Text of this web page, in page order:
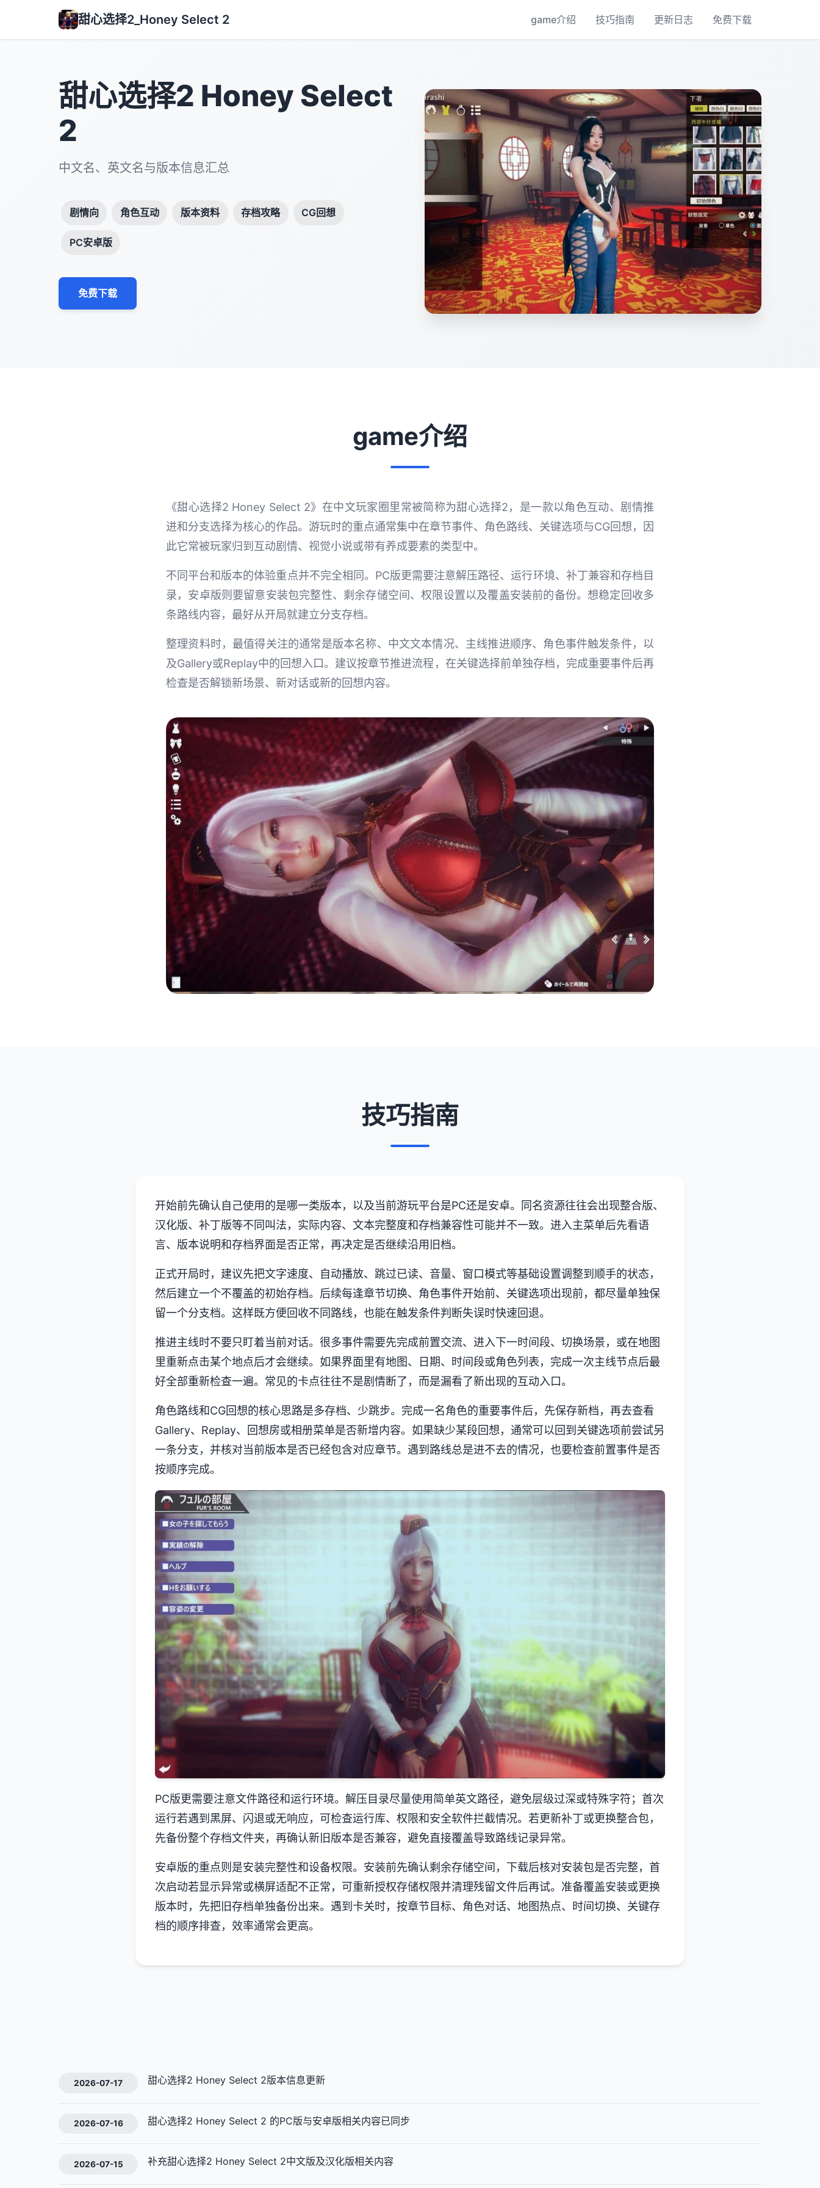
甜心选择2_Honey Select 2 game介绍 技巧指南 更新日志 免费下载
甜心选择2 Honey Select
2
中文名、英文名与版本信息汇总
剧情向 角色互动 版本资料 存档攻略 CG回想
PC安卓版
免费下载
game介绍
《甜心选择2 Honey Select 2》在中文玩家圈里常被简称为甜心选择2，是一款以角色互动、剧情推
进和分支选择为核心的作品。游玩时的重点通常集中在章节事件、角色路线、关键选项与CG回想，因
此它常被玩家归到互动剧情、视觉小说或带有养成要素的类型中。
不同平台和版本的体验重点并不完全相同。PC版更需要注意解压路径、运行环境、补丁兼容和存档目
录，安卓版则要留意安装包完整性、剩余存储空间、权限设置以及覆盖安装前的备份。想稳定回收多
条路线内容，最好从开局就建立分支存档。
整理资料时，最值得关注的通常是版本名称、中文文本情况、主线推进顺序、角色事件触发条件，以
及Gallery或Replay中的回想入口。建议按章节推进流程，在关键选择前单独存档，完成重要事件后再
检查是否解锁新场景、新对话或新的回想内容。
技巧指南
开始前先确认自己使用的是哪一类版本，以及当前游玩平台是PC还是安卓。同名资源往往会出现整合版、
汉化版、补丁版等不同叫法，实际内容、文本完整度和存档兼容性可能并不一致。进入主菜单后先看语
言、版本说明和存档界面是否正常，再决定是否继续沿用旧档。
正式开局时，建议先把文字速度、自动播放、跳过已读、音量、窗口模式等基础设置调整到顺手的状态，
然后建立一个不覆盖的初始存档。后续每逢章节切换、角色事件开始前、关键选项出现前，都尽量单独保
留一个分支档。这样既方便回收不同路线，也能在触发条件判断失误时快速回退。
推进主线时不要只盯着当前对话。很多事件需要先完成前置交流、进入下一时间段、切换场景，或在地图
里重新点击某个地点后才会继续。如果界面里有地图、日期、时间段或角色列表，完成一次主线节点后最
好全部重新检查一遍。常见的卡点往往不是剧情断了，而是漏看了新出现的互动入口。
角色路线和CG回想的核心思路是多存档、少跳步。完成一名角色的重要事件后，先保存新档，再去查看
Gallery、Replay、回想房或相册菜单是否新增内容。如果缺少某段回想，通常可以回到关键选项前尝试另
一条分支，并核对当前版本是否已经包含对应章节。遇到路线总是进不去的情况，也要检查前置事件是否
按顺序完成。
PC版更需要注意文件路径和运行环境。解压目录尽量使用简单英文路径，避免层级过深或特殊字符；首次
运行若遇到黑屏、闪退或无响应，可检查运行库、权限和安全软件拦截情况。若更新补丁或更换整合包，
先备份整个存档文件夹，再确认新旧版本是否兼容，避免直接覆盖导致路线记录异常。
安卓版的重点则是安装完整性和设备权限。安装前先确认剩余存储空间，下载后核对安装包是否完整，首
次启动若显示异常或横屏适配不正常，可重新授权存储权限并清理残留文件后再试。准备覆盖安装或更换
版本时，先把旧存档单独备份出来。遇到卡关时，按章节目标、角色对话、地图热点、时间切换、关键存
档的顺序排查，效率通常会更高。
2026-07-17 甜心选择2 Honey Select 2版本信息更新
2026-07-16 甜心选择2 Honey Select 2 的PC版与安卓版相关内容已同步
2026-07-15 补充甜心选择2 Honey Select 2中文版及汉化版相关内容